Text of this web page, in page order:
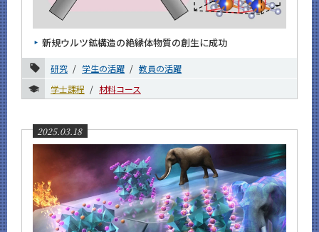
新規ウルツ鉱構造の絶縁体物質の創生に成功
研究 学生の活躍
教員の活躍
学士課程
材料コース
2025.03.18
材料系 News
News
News 一覧
カテゴリ別
課程別
月別
2025年
12月
11月